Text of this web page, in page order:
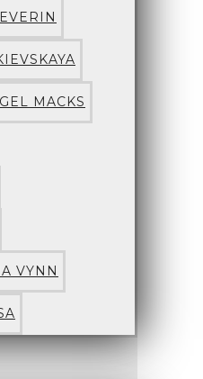
MACKS
VYNN